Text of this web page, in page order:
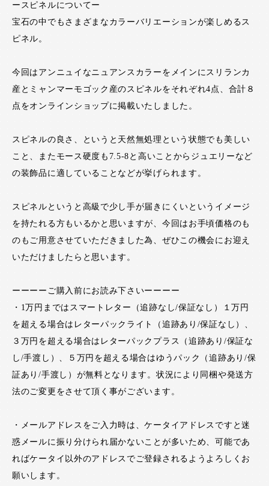
ースピネルについてー
宝石の中でもさまざまなカラーバリエーションが楽しめるス
ピネル。
今回はアンニュイなニュアンスカラーをメインにスリランカ
産とミャンマーモゴック産のスピネルをそれぞれ4点、合計８
点をオンラインショップに掲載いたしました。
スピネルの良さ、というと天然無処理という状態でも美しい
こと、またモース硬度も7.5-8と高いことからジュエリーなど
の装飾品に適していることなどが挙げられます。
スピネルというと高級で少し手が届きにくいというイメージ
を持たれる方もいるかと思いますが、今回はお手頃価格のも
のもご用意させていただきました為、ぜひこの機会にお迎え
いただけましたらと思います。
ーーーーご購入前にお読み下さいーーーー
・1万円まではスマートレター（追跡なし/保証なし）１万円
を超える場合はレターパックライト（追跡あり/保証なし）、
３万円を超える場合はレターパックプラス（追跡あり/保証な
し/手渡し）、５万円を超える場合はゆうパック（追跡あり/保
証あり/手渡し）が無料となります。状況により同梱や発送方
法のご変更をさせて頂く事がございます。
・メールアドレスをご入力時は、ケータイアドレスですと迷
惑メールに振り分けられ届かないことが多いため、可能であ
ればケータイ以外のアドレスでご登録されるようよろしくお
願いします。